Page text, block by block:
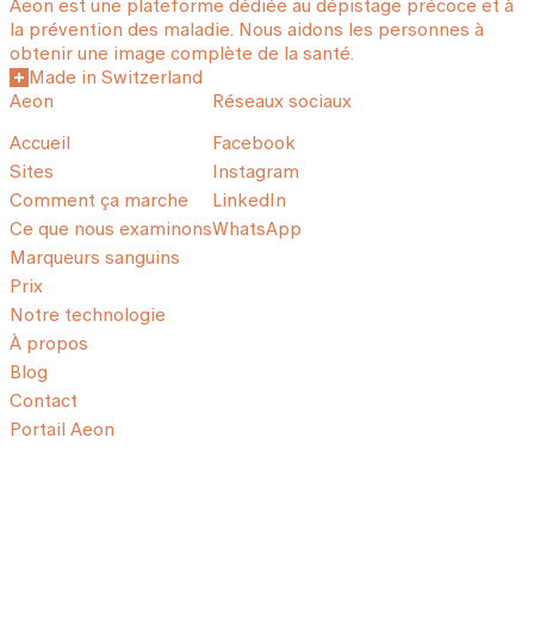
la prévention des maladie. Nous aidons les personnes à
obtenir une image complète de la santé.
Made in Switzerland
Aeon
Accueil
Sites
Comment ça marche
Ce que nous examinons
Marqueurs sanguins
Prix
Notre technologie
À propos
Blog
Contact
Portail Aeon
Réseaux sociaux
Facebook
Instagram
LinkedIn
WhatsApp